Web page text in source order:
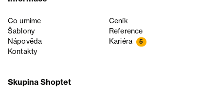
Co umíme
Ceník
Šablony
Reference
Nápověda
Kariéra 5
Kontakty
Skupina Shoptet